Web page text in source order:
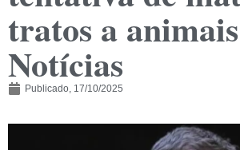
tratos a
Notícias
Publicado, 17/10/2025